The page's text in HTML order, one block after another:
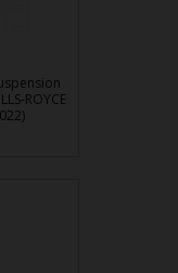
ROYCE